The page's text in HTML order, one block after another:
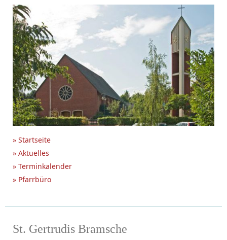
» Startseite
» Aktuelles
» Terminkalender
» Pfarrbüro
St. Gertrudis Bramsche